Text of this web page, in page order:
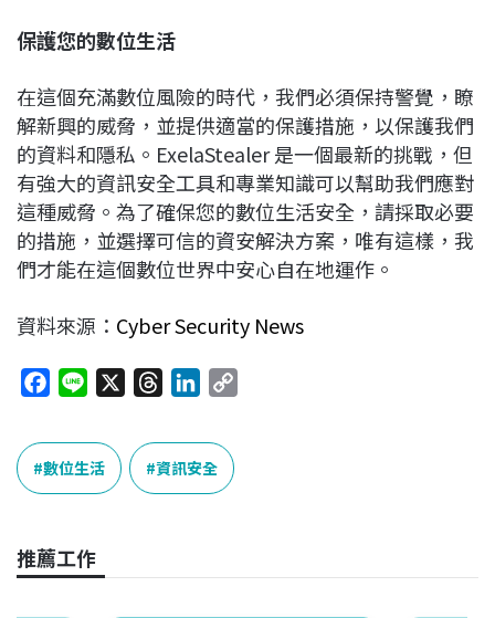
保護您的數位生活
在這個充滿數位風險的時代，我們必須保持警覺，瞭
解新興的威脅，並提供適當的保護措施，以保護我們
的資料和隱私。ExelaStealer 是一個最新的挑戰，但
有強大的資訊安全工具和專業知識可以幫助我們應對
這種威脅。為了確保您的數位生活安全，請採取必要
的措施，並選擇可信的資安解決方案，唯有這樣，我
們才能在這個數位世界中安心自在地運作。
資料來源： Cyber Security News
c
e
b
o
k
n
e
r
e
a
n
k
e
n
k
數位生活 資訊安全
推薦工作